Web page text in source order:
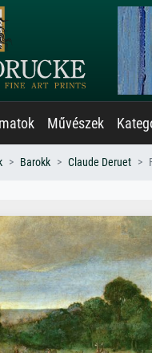
Művészek
Barokk Claude Deruet